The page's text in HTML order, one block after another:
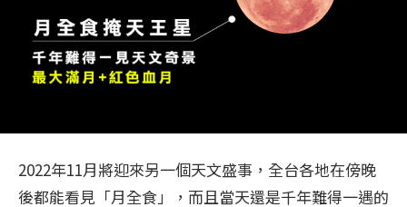
2022年11月將迎來另一個天文盛事，全台各地在傍晚
後都能看見「月全食」，而且當天還是千年難得一遇的